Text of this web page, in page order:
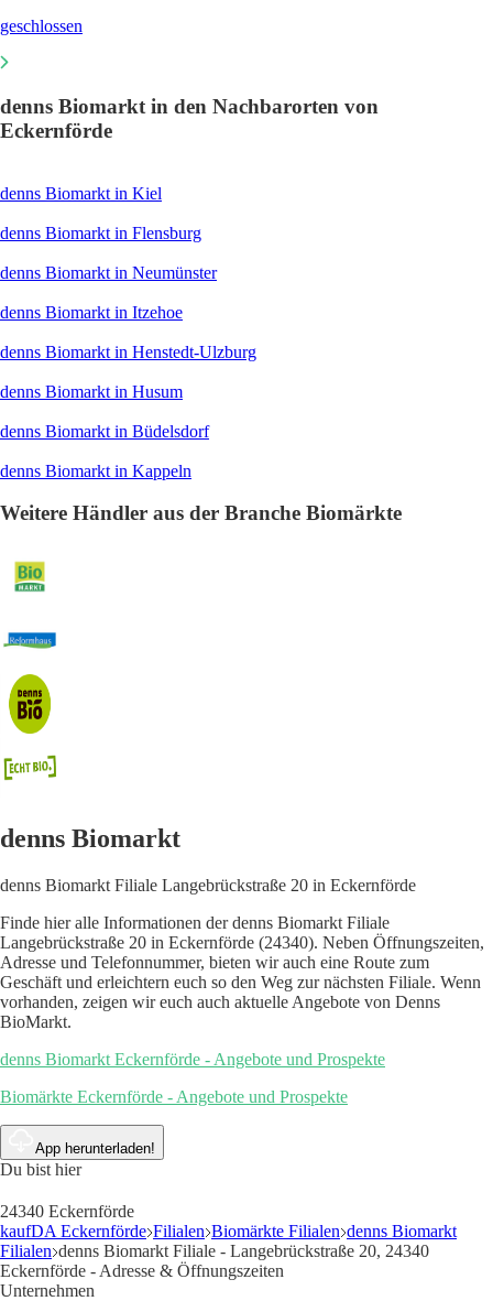
geschlossen
denns Biomarkt in den Nachbarorten von
Eckernförde
denns Biomarkt in Kiel
denns Biomarkt in Flensburg
denns Biomarkt in Neumünster
denns Biomarkt in Itzehoe
denns Biomarkt in Henstedt-Ulzburg
denns Biomarkt in Husum
denns Biomarkt in Büdelsdorf
denns Biomarkt in Kappeln
Weitere Händler aus der Branche Biomärkte
denns Biomarkt
denns Biomarkt Filiale Langebrückstraße 20 in Eckernförde
Finde hier alle Informationen der denns Biomarkt Filiale
Langebrückstraße 20 in Eckernförde (24340). Neben Öffnungszeiten,
Adresse und Telefonnummer, bieten wir auch eine Route zum
Geschäft und erleichtern euch so den Weg zur nächsten Filiale. Wenn
vorhanden, zeigen wir euch auch aktuelle Angebote von Denns
BioMarkt.
denns Biomarkt Eckernförde - Angebote und Prospekte
Biomärkte Eckernförde - Angebote und Prospekte
App herunterladen!
Du bist hier
24340 Eckernförde
kaufDA Eckernförde Filialen Biomärkte Filialen denns Biomarkt
Filialen denns Biomarkt Filiale - Langebrückstraße 20, 24340
Eckernförde - Adresse & Öffnungszeiten
Unternehmen